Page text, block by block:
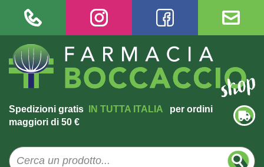
Spedizioni gratis IN TUTTA ITALIA
per ordini
maggiori di 50 €